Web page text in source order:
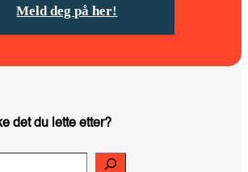
Meld deg på her!
det du lette etter?